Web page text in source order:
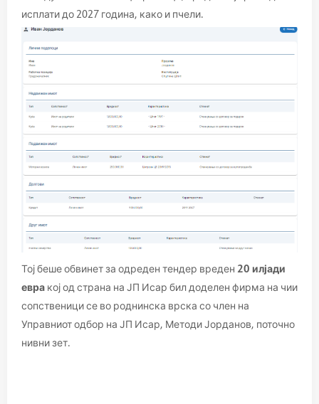
исплати до 2027 година, како и пчели.
Тој бешеобвинетза одреден тендер вреден 20 илјади
евра кој од страна на ЈП Исар бил доделен фирма на чии
сопственици се во роднинска врска со член на
Управниот одбор на ЈП Исар, Методи Јорданов, поточно
нивни зет.